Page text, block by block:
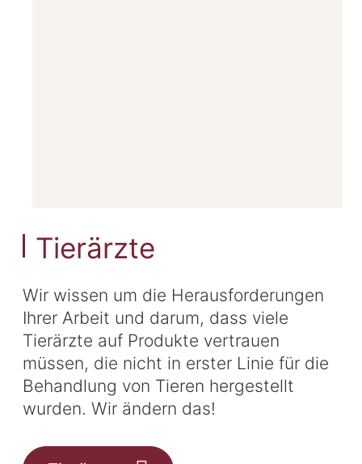
Tierärzte
Wir wissen um die Herausforderungen
Ihrer Arbeit und darum, dass viele
Tierärzte auf Produkte vertrauen
müssen, die nicht in erster Linie für die
Behandlung von Tieren hergestellt
wurden. Wir ändern das!